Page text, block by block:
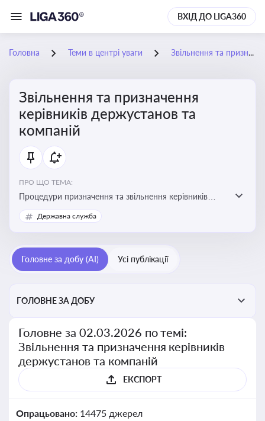
ВХІД ДО LIGA360
Головна Теми в центрі уваги Звільнення та призначення керівників держустанов та компаній
Звільнення та призначення
керівників держустанов та
компаній
ПРО ЩО ТЕМА:
Процедури призначення та звільнення керівників
установ та підприємств
Державна служба
Головне за добу (AI) Усі публікації
ГОЛОВНЕ ЗА ДОБУ
Головне за 02.03.2026 по темі:
Звільнення та призначення керівників
держустанов та компаній
ЕКСПОРТ
Опрацьовано: 14475 джерел